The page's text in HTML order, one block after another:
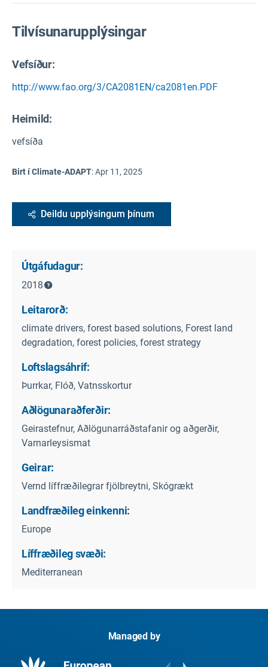
Tilvísunarupplýsingar
Vefsíður:
http://www.fao.org/3/CA2081EN/ca2081en.PDF
Heimild:
vefsíða
Birt í Climate-ADAPT:Apr 11, 2025
Deildu upplýsingum þínum
Útgáfudagur:
2018
Leitarorð:
climate drivers, forest based solutions, Forest land
degradation, forest policies, forest strategy
Loftslagsáhrif:
Þurrkar, Flóð, Vatnsskortur
Aðlögunaraðferðir:
Geirastefnur, Aðlögunarráðstafanir og aðgerðir,
Varnarleysismat
Geirar:
Vernd líffræðilegrar fjölbreytni, Skógrækt
Landfræðileg einkenni:
Europe
Líffræðileg svæði:
Mediterranean
Managed by